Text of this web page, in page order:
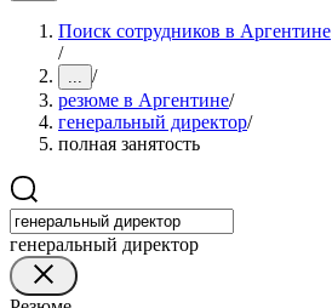
Поиск сотрудников в Аргентине
/
... /
резюме в Аргентине/
генеральный директор/
полная занятость
генеральный директор